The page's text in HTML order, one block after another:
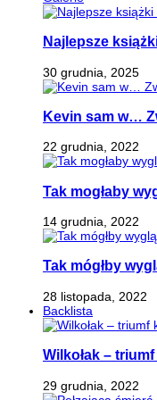
Najlepsze
30 grudnia, 2025
Kevin sam w…
22 grudnia, 2022
Tak mogłaby
14 grudnia, 2022
Tak mógłby
28 listopada, 2022
Backlista
Wilkołak –
29 grudnia, 2022